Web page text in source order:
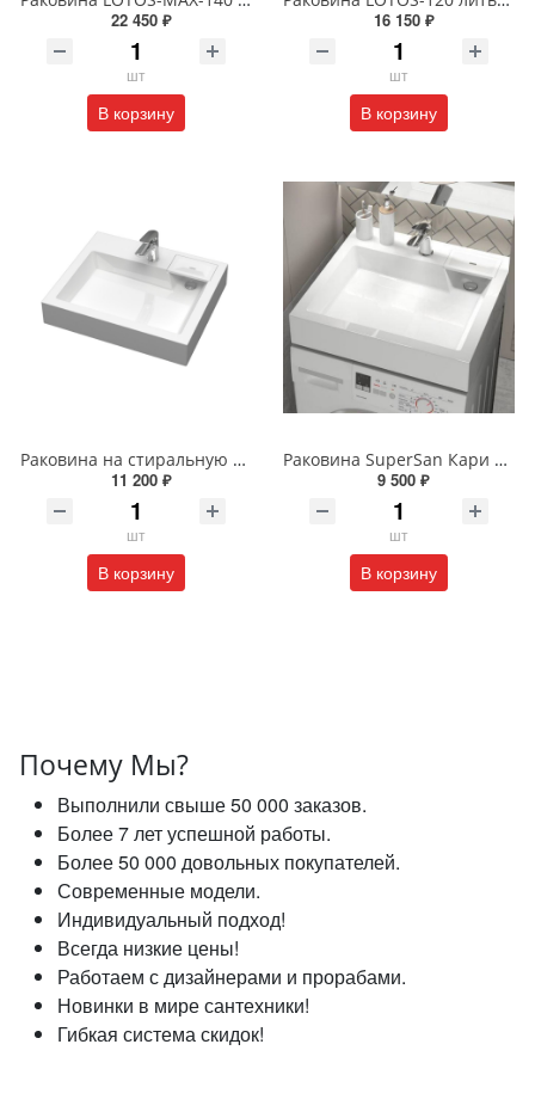
22 450 ₽
шт
В корзину
16 150 ₽
шт
В корзину
Раковина на стиральную машину Reflexion Tetra RF6050TE 60 х 50 см белая
11 200 ₽
шт
В корзину
Раковина SuperSan Кари 60 x 55 см над стиральной машиной Kar-D1
9 500 ₽
шт
В корзину
Почему Мы?
Выполнили свыше 50 000 заказов.
Более 7 лет успешной работы.
Более 50 000 довольных покупателей.
Современные модели.
Индивидуальный подход!
Всегда низкие цены!
Работаем с дизайнерами и прорабами.
Новинки в мире сантехники!
Гибкая система скидок!